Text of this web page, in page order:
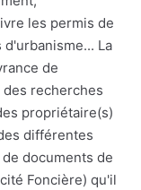
les permis de
La
de
recherches
propriétaire(s)
différentes
documents de
Foncière) qu'il